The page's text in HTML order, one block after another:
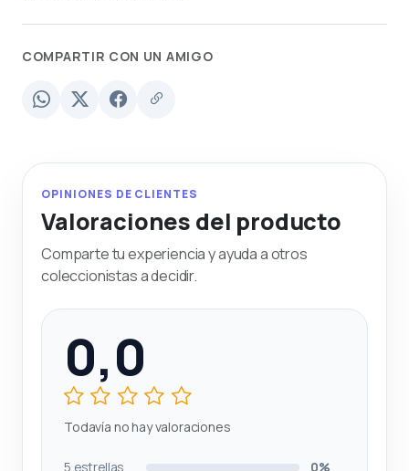
COMPARTIR CON UN AMIGO
OPINIONES DE CLIENTES
Valoraciones del producto
Comparte tu experiencia y ayuda a otros
coleccionistas a decidir.
0,0
Todavía no hay valoraciones
5 estrellas
0%